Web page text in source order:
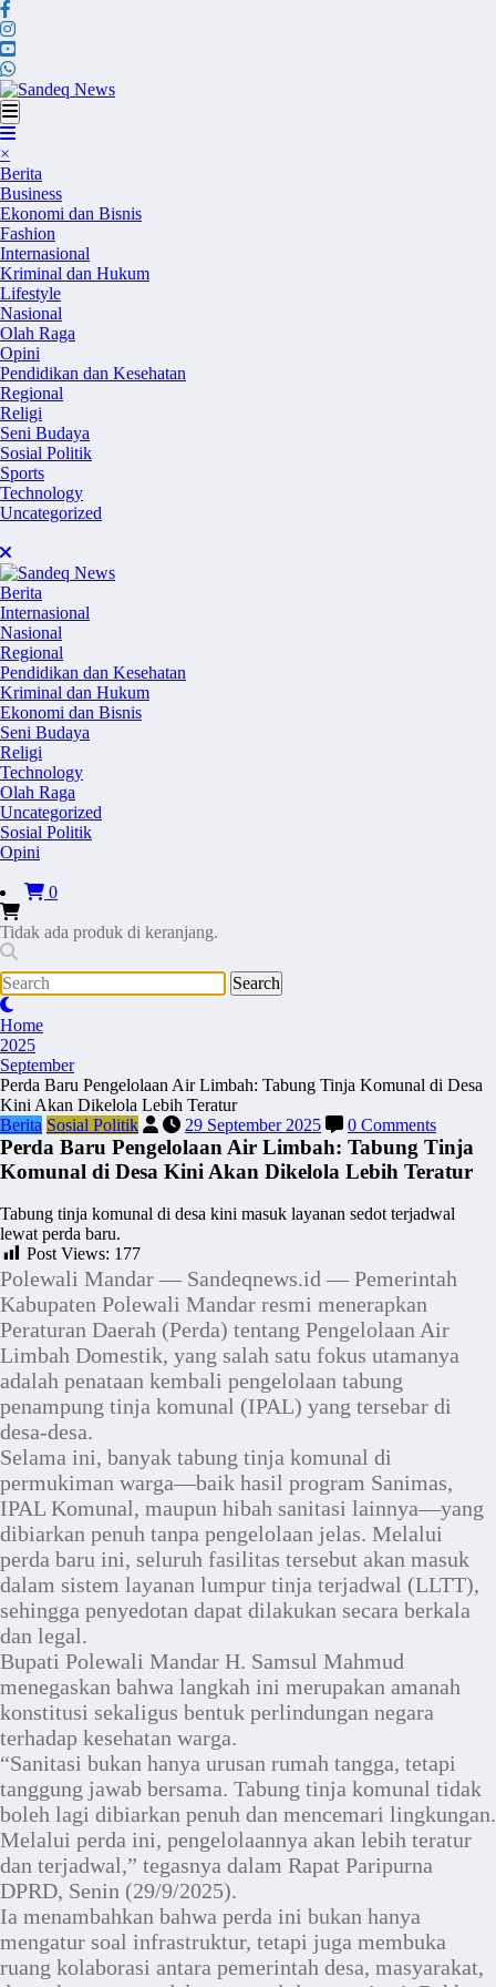
Skip
to
content
×
Berita
Business
Ekonomi dan Bisnis
Fashion
Internasional
Kriminal dan Hukum
Lifestyle
Nasional
Olah Raga
Opini
Pendidikan dan Kesehatan
Regional
Religi
Seni Budaya
Sosial Politik
Sports
Technology
Uncategorized
Berita
Internasional
Nasional
Regional
Pendidikan dan Kesehatan
Kriminal dan Hukum
Ekonomi dan Bisnis
Seni Budaya
Religi
Technology
Olah Raga
Uncategorized
Sosial Politik
Opini
0
Tidak ada produk di keranjang.
Home
2025
September
Perda Baru Pengelolaan Air Limbah: Tabung Tinja Komunal di Desa
Kini Akan Dikelola Lebih Teratur
Berita Sosial Politik 29 September 2025 0 Comments
Perda Baru Pengelolaan Air Limbah: Tabung Tinja
Komunal di Desa Kini Akan Dikelola Lebih Teratur
Tabung tinja komunal di desa kini masuk layanan sedot terjadwal
lewat perda baru.
Post Views: 177
Polewali Mandar — Sandeqnews.id — Pemerintah
Kabupaten Polewali Mandar resmi menerapkan
Peraturan Daerah (Perda) tentang Pengelolaan Air
Limbah Domestik, yang salah satu fokus utamanya
adalah penataan kembali pengelolaan tabung
penampung tinja komunal (IPAL) yang tersebar di
desa-desa.
Selama ini, banyak tabung tinja komunal di
permukiman warga—baik hasil program Sanimas,
IPAL Komunal, maupun hibah sanitasi lainnya—yang
dibiarkan penuh tanpa pengelolaan jelas. Melalui
perda baru ini, seluruh fasilitas tersebut akan masuk
dalam sistem layanan lumpur tinja terjadwal (LLTT),
sehingga penyedotan dapat dilakukan secara berkala
dan legal.
Bupati Polewali Mandar H. Samsul Mahmud
menegaskan bahwa langkah ini merupakan amanah
konstitusi sekaligus bentuk perlindungan negara
terhadap kesehatan warga.
“Sanitasi bukan hanya urusan rumah tangga, tetapi
tanggung jawab bersama. Tabung tinja komunal tidak
boleh lagi dibiarkan penuh dan mencemari lingkungan.
Melalui perda ini, pengelolaannya akan lebih teratur
dan terjadwal,” tegasnya dalam Rapat Paripurna
DPRD, Senin (29/9/2025).
Ia menambahkan bahwa perda ini bukan hanya
mengatur soal infrastruktur, tetapi juga membuka
ruang kolaborasi antara pemerintah desa, masyarakat,